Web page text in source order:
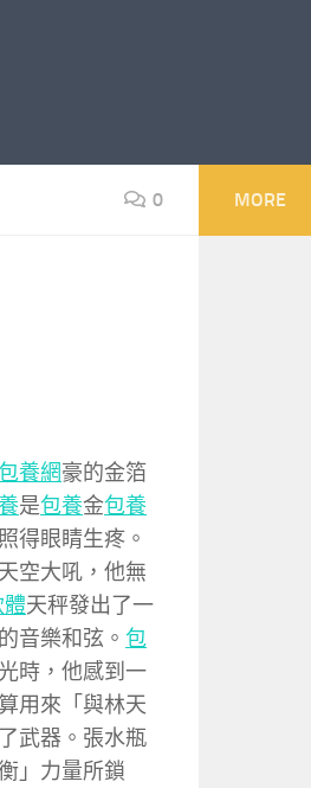
0
養網豪的金箔
是包養金包養
得眼睛生疼。
空大吼，他無
體天秤發出了一
音樂和弦。 包
時，他感到一
算用來「與林天
武器。張水瓶
」力量所鎖
MORE